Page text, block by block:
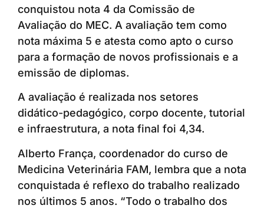
conquistou nota 4 da Comissão de
Avaliação do MEC. A avaliação tem como
nota máxima 5 e atesta como apto o curso
para a formação de novos profissionais e a
emissão de diplomas.
A avaliação é realizada nos setores
didático-pedagógico, corpo docente, tutorial
e infraestrutura, a nota final foi 4,34.
Alberto França, coordenador do curso de
Medicina Veterinária FAM, lembra que a nota
conquistada é reflexo do trabalho realizado
nos últimos 5 anos. “Todo o trabalho dos